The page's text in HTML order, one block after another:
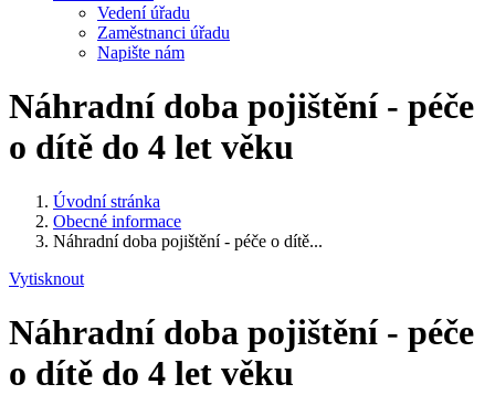
Vedení úřadu
Zaměstnanci úřadu
Napište nám
Náhradní doba pojištění - péče
o dítě do 4 let věku
Úvodní stránka
Obecné informace
Náhradní doba pojištění - péče o dítě...
Vytisknout
Náhradní doba pojištění - péče
o dítě do 4 let věku